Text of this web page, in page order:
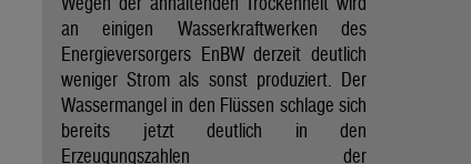
an einigen Wasserkraftwerken des
Energieversorgers EnBW derzeit deutlich
weniger Strom als sonst produziert. Der
Wassermangel in den Flüssen schlage sich
bereits jetzt deutlich in den
Erzeugungszahlen der